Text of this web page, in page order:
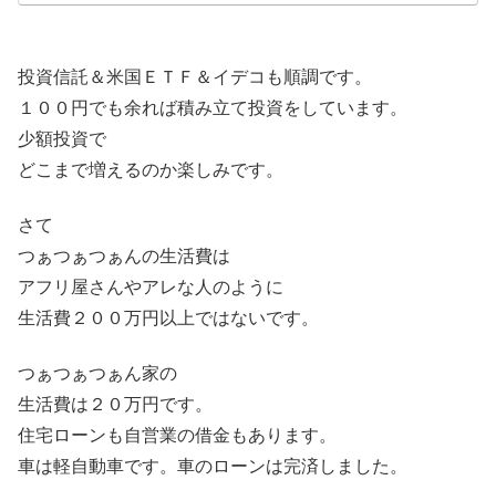
投資信託＆米国ＥＴＦ＆イデコも順調です。
１００円でも余れば積み立て投資をしています。
少額投資で
どこまで増えるのか楽しみです。
さて
つぁつぁつぁんの生活費は
アフリ屋さんやアレな人のように
生活費２００万円以上ではないです。
つぁつぁつぁん家の
生活費は２０万円です。
住宅ローンも自営業の借金もあります。
車は軽自動車です。車のローンは完済しました。